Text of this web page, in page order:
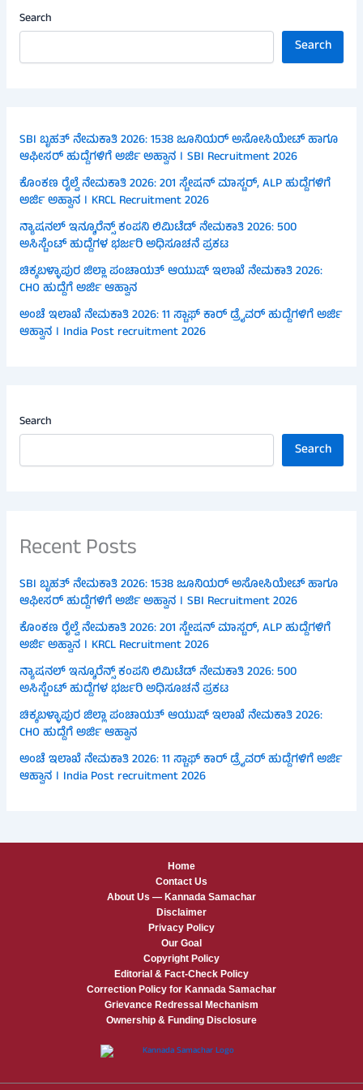
Search
Search
SBI ಬೃಹತ್ ನೇಮಕಾತಿ 2026: 1538 ಜೂನಿಯರ್ ಅಸೋಸಿಯೇಟ್ ಹಾಗೂ
ಆಫೀಸರ್ ಹುದ್ದೆಗಳಿಗೆ ಅರ್ಜಿ ಅಹ್ವಾನ । SBI Recruitment 2026
ಕೊಂಕಣ ರೈಲ್ವೆ ನೇಮಕಾತಿ 2026: 201 ಸ್ಟೇಷನ್ ಮಾಸ್ಟರ್, ALP ಹುದ್ದೆಗಳಿಗೆ
ಅರ್ಜಿ ಅಹ್ವಾನ । KRCL Recruitment 2026
ನ್ಯಾಷನಲ್ ಇನ್ಶೂರೆನ್ಸ್ ಕಂಪನಿ ಲಿಮಿಟೆಡ್ ನೇಮಕಾತಿ 2026: 500
ಅಸಿಸ್ಟೆಂಟ್ ಹುದ್ದೆಗಳ ಭರ್ಜರಿ ಅಧಿಸೂಚನೆ ಪ್ರಕಟ
ಚಿಕ್ಕಬಳ್ಳಾಪುರ ಜಿಲ್ಲಾ ಪಂಚಾಯತ್ ಆಯುಷ್ ಇಲಾಖೆ ನೇಮಕಾತಿ 2026:
CHO ಹುದ್ದೆಗೆ ಅರ್ಜಿ ಆಹ್ವಾನ
ಅಂಚೆ ಇಲಾಖೆ ನೇಮಕಾತಿ 2026: 11 ಸ್ಟಾಫ್ ಕಾರ್ ಡ್ರೈವರ್ ಹುದ್ದೆಗಳಿಗೆ ಅರ್ಜಿ
ಆಹ್ವಾನ । India Post recruitment 2026
Search
Search
Recent Posts
SBI ಬೃಹತ್ ನೇಮಕಾತಿ 2026: 1538 ಜೂನಿಯರ್ ಅಸೋಸಿಯೇಟ್ ಹಾಗೂ
ಆಫೀಸರ್ ಹುದ್ದೆಗಳಿಗೆ ಅರ್ಜಿ ಅಹ್ವಾನ । SBI Recruitment 2026
ಕೊಂಕಣ ರೈಲ್ವೆ ನೇಮಕಾತಿ 2026: 201 ಸ್ಟೇಷನ್ ಮಾಸ್ಟರ್, ALP ಹುದ್ದೆಗಳಿಗೆ
ಅರ್ಜಿ ಅಹ್ವಾನ । KRCL Recruitment 2026
ನ್ಯಾಷನಲ್ ಇನ್ಶೂರೆನ್ಸ್ ಕಂಪನಿ ಲಿಮಿಟೆಡ್ ನೇಮಕಾತಿ 2026: 500
ಅಸಿಸ್ಟೆಂಟ್ ಹುದ್ದೆಗಳ ಭರ್ಜರಿ ಅಧಿಸೂಚನೆ ಪ್ರಕಟ
ಚಿಕ್ಕಬಳ್ಳಾಪುರ ಜಿಲ್ಲಾ ಪಂಚಾಯತ್ ಆಯುಷ್ ಇಲಾಖೆ ನೇಮಕಾತಿ 2026:
CHO ಹುದ್ದೆಗೆ ಅರ್ಜಿ ಆಹ್ವಾನ
ಅಂಚೆ ಇಲಾಖೆ ನೇಮಕಾತಿ 2026: 11 ಸ್ಟಾಫ್ ಕಾರ್ ಡ್ರೈವರ್ ಹುದ್ದೆಗಳಿಗೆ ಅರ್ಜಿ
ಆಹ್ವಾನ । India Post recruitment 2026
Home
Contact Us
About Us — Kannada Samachar
Disclaimer
Privacy Policy
Our Goal
Copyright Policy
Editorial & Fact-Check Policy
Correction Policy for Kannada Samachar
Grievance Redressal Mechanism
Ownership & Funding Disclosure